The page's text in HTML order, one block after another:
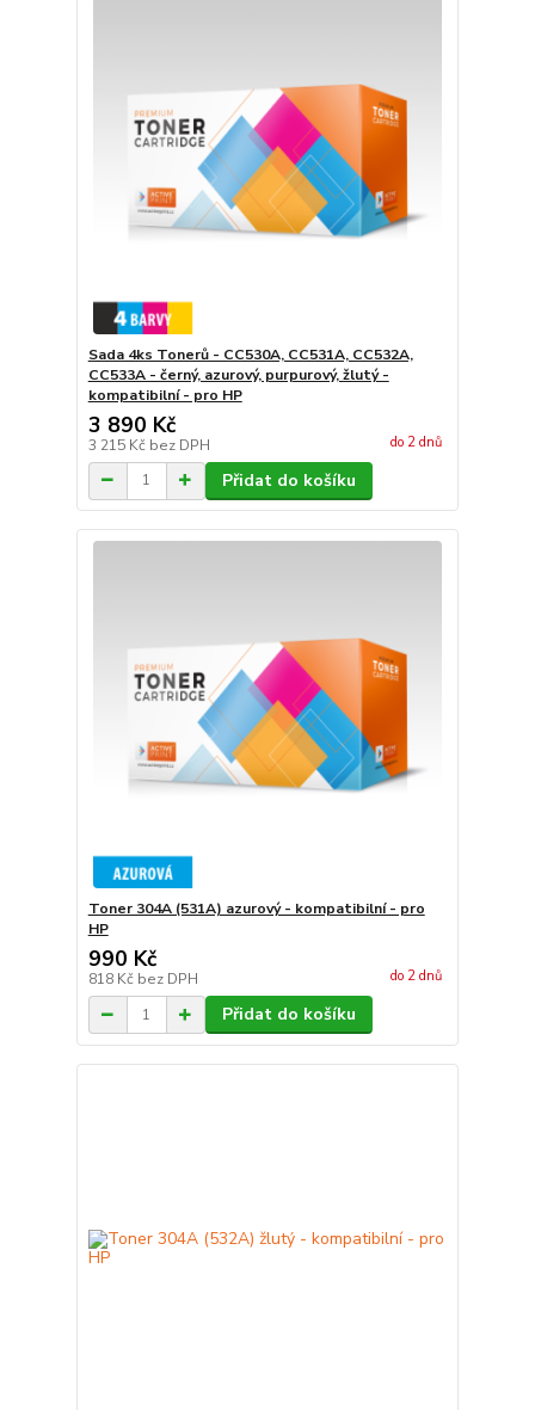
Sada 4ks Tonerů - CC530A, CC531A, CC532A,
CC533A - černý, azurový, purpurový, žlutý -
kompatibilní - pro HP
3 890 Kč
3 215 Kč bez DPH do 2 dnů
Přidat do košíku
Toner 304A (531A) azurový - kompatibilní - pro
HP
990 Kč
818 Kč bez DPH do 2 dnů
Přidat do košíku